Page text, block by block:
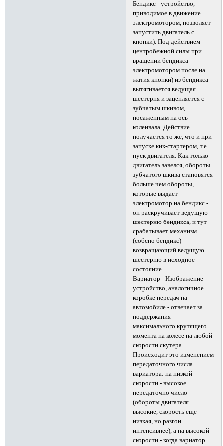
Бендикс - устройство,
приводимое в движение
электромотором, позволяет
запустить двигатель с
кнопки). Под действием
центробежной силы при
вращении бендикса
электромотором после на
жатия кнопки) из бендикса
вытягивается ведущая
шестерня и зацепляется с
зубчатым шкивом,
посаженным на ось
коленвала. Действие
получается то же, что и при
запуске кик-стартером, т.е.
пуск двигателя. Как только
двигатель завелся, обороты
зубчатого шкива становятся
больше чем обороты,
которые выдает
электромотор на бендикс -
он раскручивает ведущую
шестерню бендикса, и тут
срабатывает механизм
(собсно бендикс)
возвращающий ведущую
шестерню в исходное
состояние.
Вариатор - Изображение -
устройство, аналогичное
коробке передач на
автомобиле - отвечает за
поддержания
максимального крутящего
момента на колесе на любой
скорости скутера.
Происходит это изменением
передаточного числа
вариатора: на низкой
скорости - высокое
передаточно число
(обороты двигателя
высокие, скорость еще
низкая, но разгон
интенсивнее), а на высокой
скорости - когда вариатор